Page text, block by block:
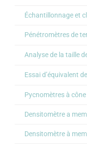
Échantillonnage et
Pénétromètres de
Analyse de la taille
Essai d’équivalent
Pycnomètres à
Densitomètre a
Densitomètre à